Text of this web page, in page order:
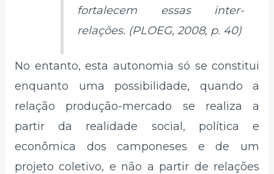
fortalecem essas inter-
relações. (PLOEG, 2008, p. 40)
No entanto, esta autonomia só se constitui
enquanto uma possibilidade, quando a
relação produção-mercado se realiza a
partir da realidade social, política e
econômica dos camponeses e de um
projeto coletivo, e não a partir de relações